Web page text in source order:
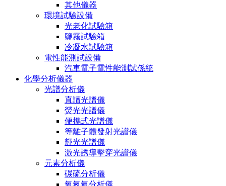
其他儀器
環境試驗設備
光老化試驗箱
鹽霧試驗箱
冷凝水試驗箱
電性能測試設備
汽車電子電性能測試係統
化學分析儀器
光譜分析儀
直讀光譜儀
熒光光譜儀
便攜式光譜儀
等離子體發射光譜儀
輝光光譜儀
激光誘導擊穿光譜儀
元素分析儀
碳硫分析儀
氧氮氫分析儀